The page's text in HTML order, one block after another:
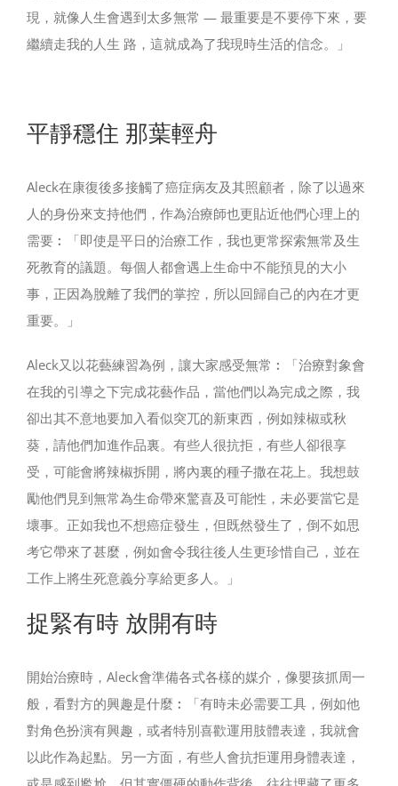
現，就像人生會遇到太多無常 — 最重要是不要停下來，要
繼續走我的人生 路，這就成為了我現時生活的信念。」
平靜穩住 那葉輕舟
Aleck在康復後多接觸了癌症病友及其照顧者，除了以過來
人的身份來支持他們，作為治療師也更貼近他們心理上的
需要︰「即使是平日的治療工作，我也更常探索無常及生
死教育的議題。每個人都會遇上生命中不能預見的大小
事，正因為脫離了我們的掌控，所以回歸自己的內在才更
重要。」
Aleck又以花藝練習為例，讓大家感受無常︰「治療對象會
在我的引導之下完成花藝作品，當他們以為完成之際，我
卻出其不意地要加入看似突兀的新東西，例如辣椒或秋
葵，請他們加進作品裏。有些人很抗拒，有些人卻很享
受，可能會將辣椒拆開，將內裏的種子撒在花上。我想鼓
勵他們見到無常為生命帶來驚喜及可能性，未必要當它是
壞事。正如我也不想癌症發生，但既然發生了，倒不如思
考它帶來了甚麼，例如會令我往後人生更珍惜自己，並在
工作上將生死意義分享給更多人。」
捉緊有時 放開有時
開始治療時，Aleck會準備各式各樣的媒介，像嬰孩抓周一
般，看對方的興趣是什麼︰「有時未必需要工具，例如他
對角色扮演有興趣，或者特別喜歡運用肢體表達，我就會
以此作為起點。另一方面，有些人會抗拒運用身體表達，